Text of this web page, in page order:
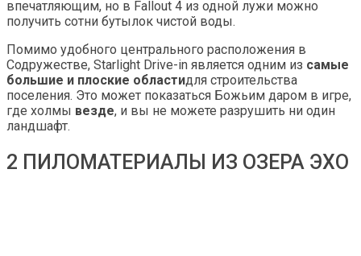
впечатляющим, но в Fallout 4 из одной лужи можно
получить сотни бутылок чистой воды.
Помимо удобного центрального расположения в
Содружестве, Starlight Drive-in является одним из самые
большие и плоские областидля строительства
поселения. Это может показаться Божьим даром в игре,
где холмы везде, и вы не можете разрушить ни один
ландшафт.
2 ПИЛОМАТЕРИАЛЫ ИЗ ОЗЕРА ЭХО